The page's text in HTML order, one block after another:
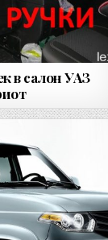
в салон УАЗ